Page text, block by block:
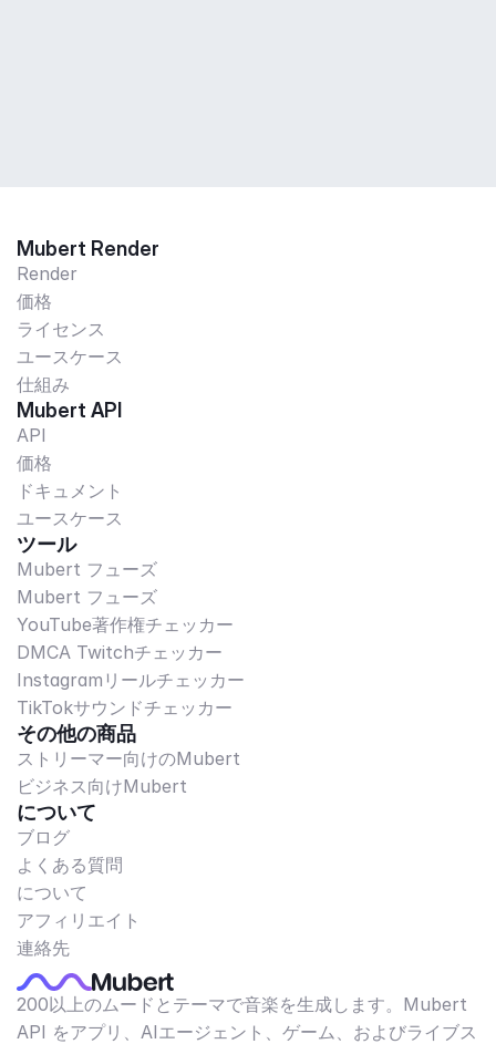
Mubert Render
Render
価格
ライセンス
ユースケース
仕組み
Mubert API
API
価格
ドキュメント
ユースケース
ツール
Mubert フューズ
Mubert フューズ
YouTube著作権チェッカー
DMCA Twitchチェッカー
Instagramリールチェッカー
TikTokサウンドチェッカー
その他の商品
ストリーマー向けのMubert
ビジネス向けMubert
について
ブログ
よくある質問
について
アフィリエイト
連絡先
200以上のムードとテーマで音楽を生成します。Mubert
API をアプリ、AIエージェント、ゲーム、およびライブス